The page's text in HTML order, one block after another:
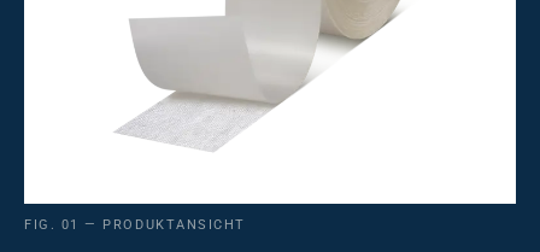
FIG. 01 — PRODUKTANSICHT